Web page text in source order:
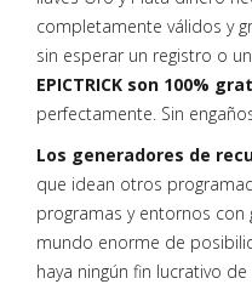
completamente válidos y
sin esperar un registro o
EPICTRICK son 100%
perfectamente. Sin
Los generadores de
que idean otros
programas y entornos
mundo enorme de
haya ningún fin lucrativo